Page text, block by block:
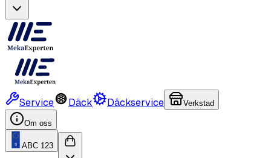
Service Däck Däckservice Verkstad
Om oss
ABC 123